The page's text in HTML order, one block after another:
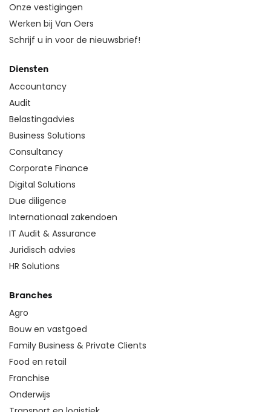
Onze vestigingen
Werken bij Van Oers
Schrijf u in voor de nieuwsbrief!
Diensten
Accountancy
Audit
Belastingadvies
Business Solutions
Consultancy
Corporate Finance
Digital Solutions
Due diligence
Internationaal zakendoen
IT Audit & Assurance
Juridisch advies
HR Solutions
Branches
Agro
Bouw en vastgoed
Family Business & Private Clients
Food en retail
Franchise
Onderwijs